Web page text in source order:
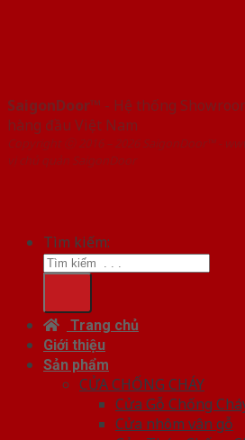
SaigonDoor™ - Hệ thống
hàng đầu Việt Nam
Copyright ⓒ 2016 – 2026 SaigonDoor™ -
vị chủ quản SaigonDoor
Tìm kiếm:
Trang chủ
Giới thiệu
Sản phẩm
CỬA CHỐNG CHÁY
Cửa Gỗ Chống
Cửa nhôm vân gỗ